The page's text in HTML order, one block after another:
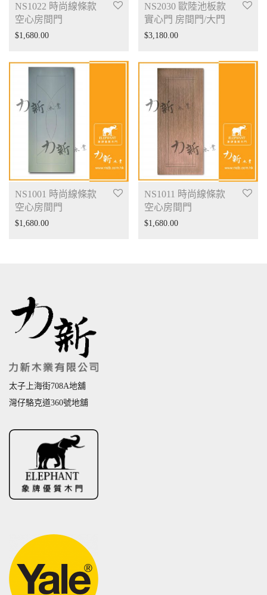
NS1022 時尚線條款
空心房間門
$1,680.00
NS2030 歐陸池板款
實心門 房間門/大門
$3,180.00
NS1001 時尚線條款
空心房間門
$1,680.00
NS1011 時尚線條款
空心房間門
$1,680.00
太子上海街708A地舖
灣仔駱克道360號地舖